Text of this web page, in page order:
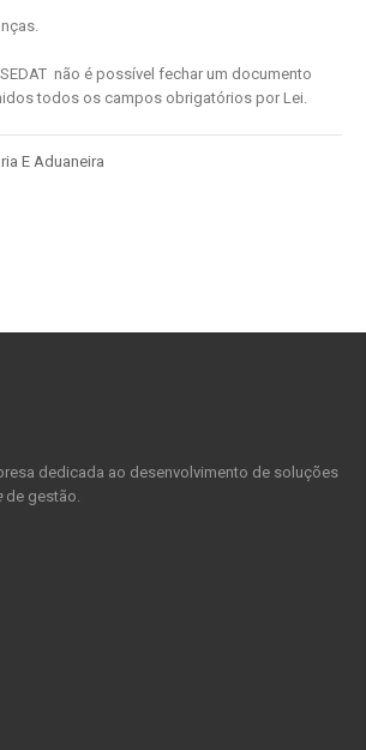
não é possível fechar um documento
todos os campos obrigatórios por Lei.
E Aduaneira
dedicada ao desenvolvimento de soluções
de gestão.